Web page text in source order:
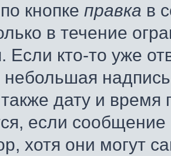
кнопке правка в
в течение
Если кто-то уже
небольшая
дату и
если
хотя они могут